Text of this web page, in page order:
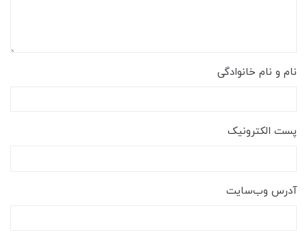
نام و نام خانوادگی
پست الکترونیک
آدرس وب‌سایت